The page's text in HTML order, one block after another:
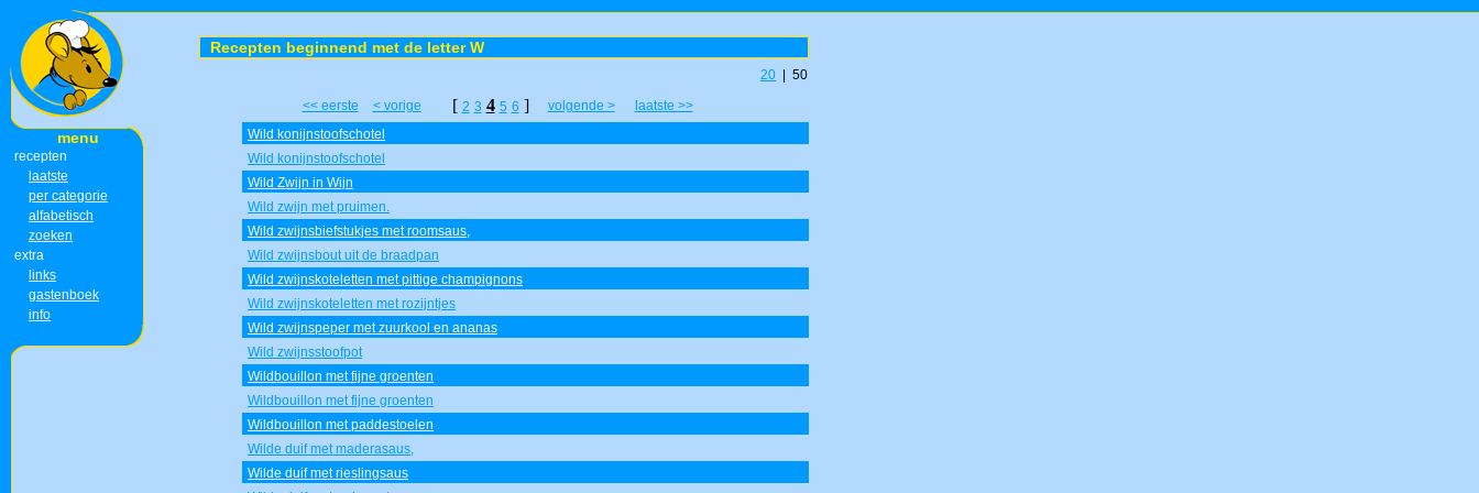
menu
recepten
laatste
per categorie
alfabetisch
zoeken
extra
links
gastenboek
info
Recepten beginnend met de letter W
20 | 50
<< eerste
< vorige [ 2 3 4 5 6 ] volgende >
laatste >>
Wild konijnstoofschotel
Wild konijnstoofschotel
Wild Zwijn in Wijn
Wild zwijn met pruimen.
Wild zwijnsbiefstukjes met roomsaus,
Wild zwijnsbout uit de braadpan
Wild zwijnskoteletten met pittige champignons
Wild zwijnskoteletten met rozijntjes
Wild zwijnspeper met zuurkool en ananas
Wild zwijnsstoofpot
Wildbouillon met fijne groenten
Wildbouillon met fijne groenten
Wildbouillon met paddestoelen
Wilde duif met maderasaus,
Wilde duif met rieslingsaus